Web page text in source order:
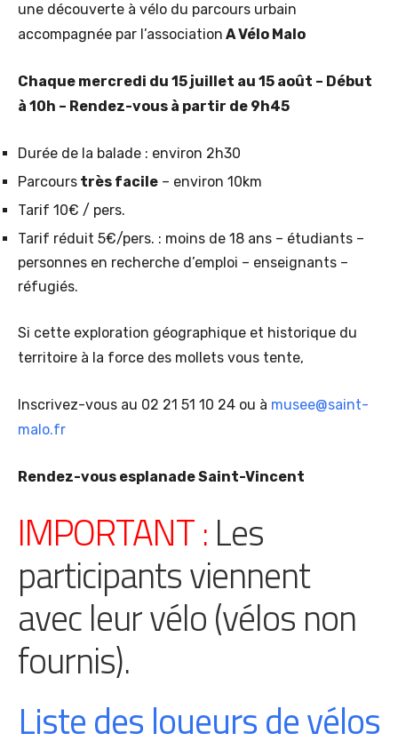
une découverte à vélo du parcours urbain
accompagnée par l’association A Vélo Malo
Chaque mercredi du 15 juillet au 15 août – Début
à 10h – Rendez-vous à partir de 9h45
Durée de la balade : environ 2h30
Parcours très facile – environ 10km
Tarif 10€ / pers.
Tarif réduit 5€/pers. : moins de 18 ans – étudiants –
personnes en recherche d’emploi – enseignants –
réfugiés.
Si cette exploration géographique et historique du
territoire à la force des mollets vous tente,
Inscrivez-vous au 02 21 51 10 24 ou à musee@saint-
malo.fr
Rendez-vous esplanade Saint-Vincent
IMPORTANT :Les
participants viennent
avec leur vélo (vélos non
fournis).
Liste des loueurs de vélos